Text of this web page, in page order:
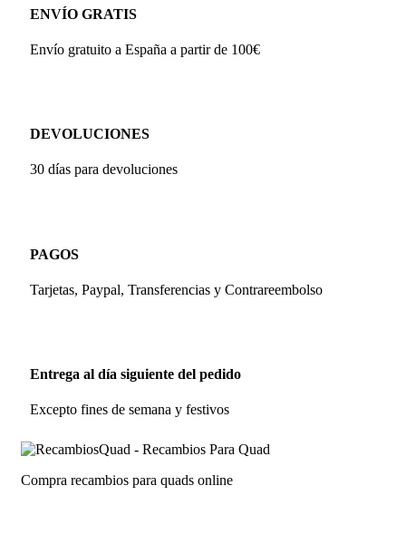
ENVÍO GRATIS
Envío gratuito a España a partir de 100€
DEVOLUCIONES
30 días para devoluciones
PAGOS
Tarjetas, Paypal, Transferencias y Contrareembolso
Entrega al día siguiente del pedido
Excepto fines de semana y festivos
Compra recambios para quads online